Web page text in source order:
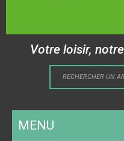
Votre loisir,
MENU